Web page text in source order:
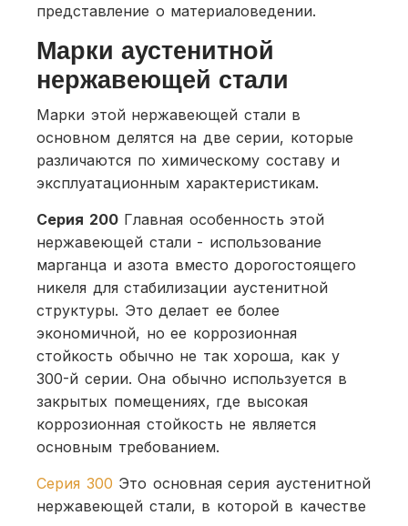
представление о материаловедении.
Марки аустенитной
нержавеющей стали
Марки этой нержавеющей стали в
основном делятся на две серии, которые
различаются по химическому составу и
эксплуатационным характеристикам.
Серия 200Главная особенность этой
нержавеющей стали - использование
марганца и азота вместо дорогостоящего
никеля для стабилизации аустенитной
структуры. Это делает ее более
экономичной, но ее коррозионная
стойкость обычно не так хороша, как у
300-й серии. Она обычно используется в
закрытых помещениях, где высокая
коррозионная стойкость не является
основным требованием.
Серия 300 Это основная серия аустенитной
нержавеющей стали, в которой в качестве